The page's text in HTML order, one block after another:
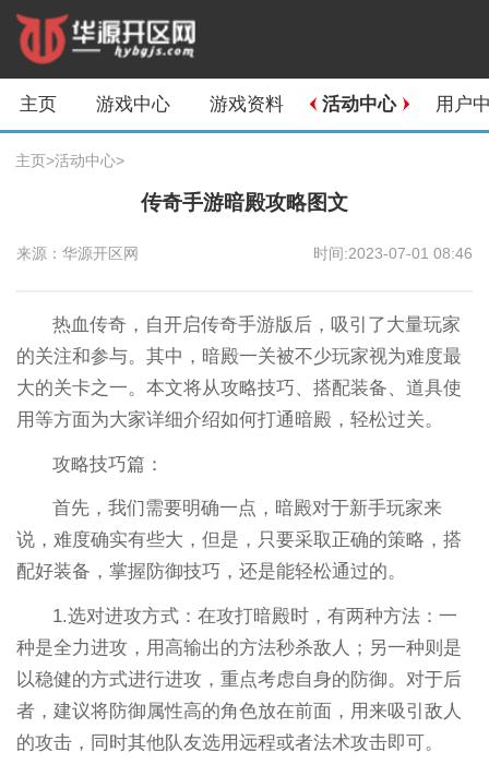
主页 游戏中心 游戏资料 活动中心 用户
主页>活动中心>
传奇手游暗殿攻略图文
来源：华源开区网 时间:2023-07-01 08:46
热血传奇，自开启传奇手游版后，吸引了大量玩家
的关注和参与。其中，暗殿一关被不少玩家视为难度最
大的关卡之一。本文将从攻略技巧、搭配装备、道具使
用等方面为大家详细介绍如何打通暗殿，轻松过关。
攻略技巧篇：
首先，我们需要明确一点，暗殿对于新手玩家来
说，难度确实有些大，但是，只要采取正确的策略，搭
配好装备，掌握防御技巧，还是能轻松通过的。
1.选对进攻方式：在攻打暗殿时，有两种方法：一
种是全力进攻，用高输出的方法秒杀敌人；另一种则是
以稳健的方式进行进攻，重点考虑自身的防御。对于后
者，建议将防御属性高的角色放在前面，用来吸引敌人
的攻击，同时其他队友选用远程或者法术攻击即可。